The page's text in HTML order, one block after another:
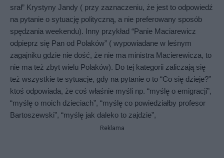
srał” Krystyny Jandy ( przy zaznaczeniu, że jest to odpowiedź
na pytanie o sytuację polityczną, a nie preferowany sposób
spędzania weekendu). Inny przykład “Panie Maciarewicz
odpieprz się Pan od Polaków” ( wypowiadane w leśnym
zagajniku gdzie nie dość, że nie ma ministra Macierewicza, to
nie ma też zbyt wielu Polaków). Do tej kategorii zaliczają się
też wszystkie te sytuacje, gdy na pytanie o to “Co się dzieje?”
ktoś odpowiada, że coś właśnie myśli np. “myślę o emigracji”,
“myślę o moich dzieciach”, “myślę co powiedziałby profesor
Bartoszewski”, “myślę jak daleko to zajdzie”,
Reklama